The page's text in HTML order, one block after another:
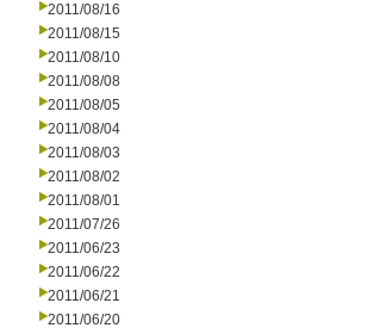
2011/08/16
2011/08/15
2011/08/10
2011/08/08
2011/08/05
2011/08/04
2011/08/03
2011/08/02
2011/08/01
2011/07/26
2011/06/23
2011/06/22
2011/06/21
2011/06/20